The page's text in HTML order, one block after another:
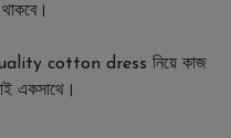
cotton dress নিয়ে কাজ
একসাথে।